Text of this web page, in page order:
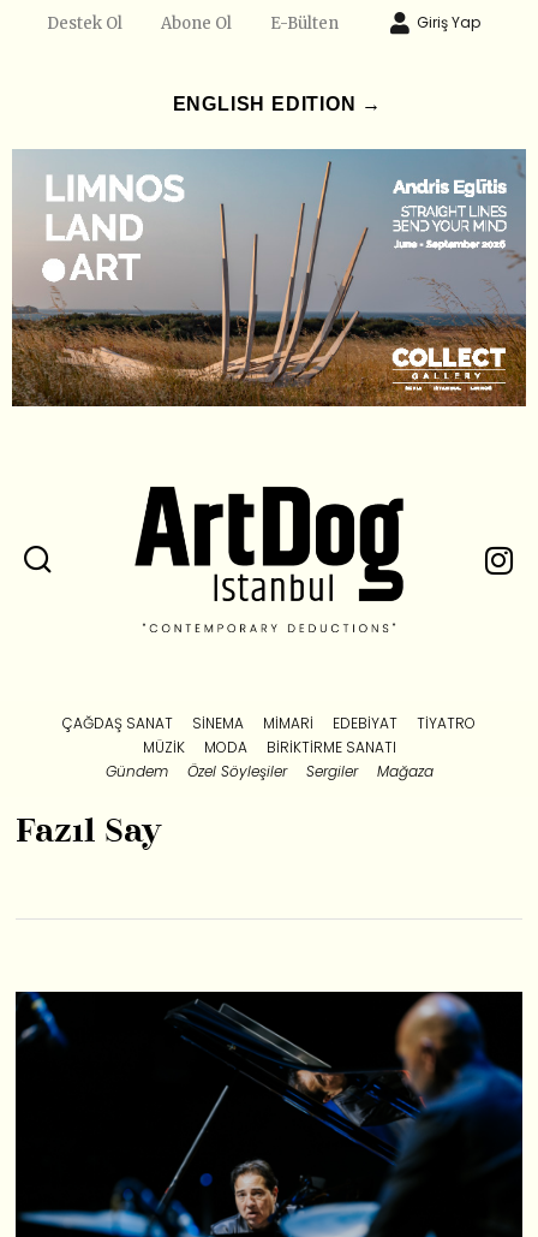
Destek Ol Abone Ol E-Bülten Giriş Yap
ENGLISH EDITION →
ÇAĞDAŞ SANAT SINEMA MIMARI EDEBIYAT
TIYATRO
MÜZIK
MODA
BIRIKTIRME SANATI
Gündem
Özel Söyleşiler Sergiler Mağaza
Fazıl Say